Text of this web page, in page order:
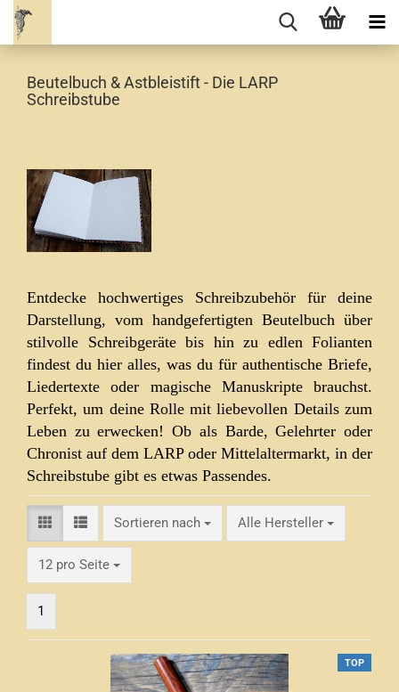
Beutelbuch & Astbleistift - Die LARP
Schreibstube
Entdecke hochwertiges Schreibzubehör für deine
Darstellung, vom handgefertigten Beutelbuch über
stilvolle Schreibgeräte bis hin zu edlen Folianten
findest du hier alles, was du für authentische Briefe,
Liedertexte oder magische Manuskripte brauchst.
Perfekt, um deine Rolle mit liebevollen Details zum
Leben zu erwecken! Ob als Barde, Gelehrter oder
Chronist auf dem LARP oder Mittelaltermarkt, in der
Schreibstube gibt es etwas Passendes.
Sortieren nach
Sortieren nach Alle Hersteller
12 pro Seite
pro Seite
1
TOP